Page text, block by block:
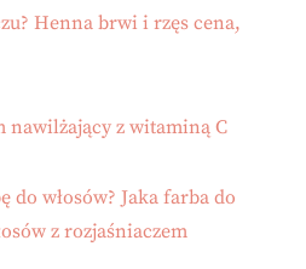
Henna brwi i rzęs cena,
nawilżający z witaminą C
do włosów? Jaka farba do
z rozjaśniaczem